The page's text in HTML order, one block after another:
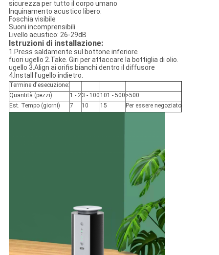
sicurezza per tutto il corpo umano
Inquinamento acustico libero:
Foschia visibile
Suoni incomprensibili
Livello acustico: 26-29dB
Istruzioni di installazione:
1.Press saldamente sul bottone inferiore
fuori ugello 2.Take. Giri per attaccare la bottiglia di olio.
ugello 3.Align ai orifis bianchi dentro il diffusore
4.Install l'ugello indietro.
Termine d'esecuzione:
Quantità (pezzi)
1 - 23 - 100 101 - 500 >500
Est. Tempo (giorni)
7 10 15 Per essere negoziato